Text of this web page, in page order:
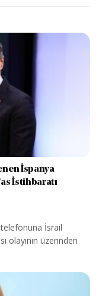
İspanya
İstihbaratı
İsrail
olayının üzerinden